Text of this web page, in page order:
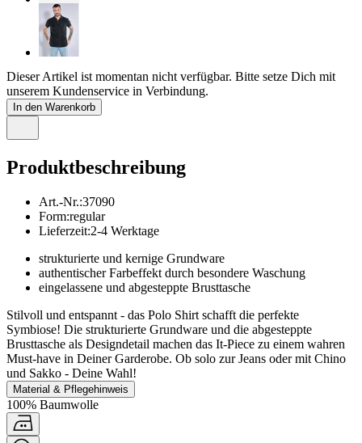
Dieser Artikel ist momentan nicht verfügbar. Bitte setze Dich mit
unserem Kundenservice in Verbindung.
In den Warenkorb
Produktbeschreibung
Art.-Nr.:37090
Form:regular
Lieferzeit:2-4 Werktage
strukturierte und kernige Grundware
authentischer Farbeffekt durch besondere Waschung
eingelassene und abgesteppte Brusttasche
Stilvoll und entspannt - das Polo Shirt schafft die perfekte
Symbiose! Die strukturierte Grundware und die abgesteppte
Brusttasche als Designdetail machen das It-Piece zu einem wahren
Must-have in Deiner Garderobe. Ob solo zur Jeans oder mit Chino
und Sakko - Deine Wahl!
Material & Pflegehinweis
100% Baumwolle